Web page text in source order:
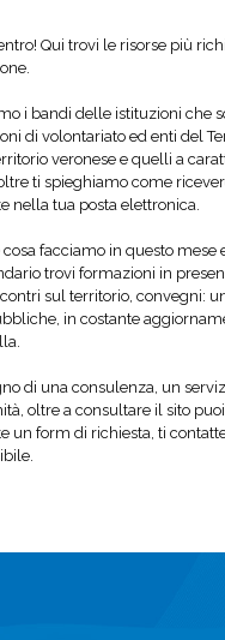
Qui trovi le risorse più
i bandi delle istituzioni che
di volontariato ed enti del
veronese e quelli a
ti spieghiamo come
nella tua posta elettronica.
facciamo in questo mese
trovi formazioni in
sul territorio, convegni:
in costante
di una consulenza, un
oltre a consultare il sito
un form di richiesta, ti